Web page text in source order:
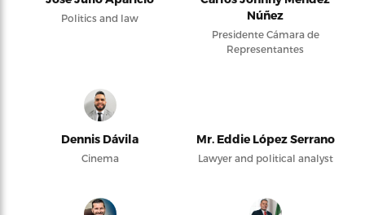
Politics and law
Núñez
Presidente Cámara de
Representantes
Dennis Dávila
Cinema
Mr. Eddie López Serrano
Lawyer and political analyst